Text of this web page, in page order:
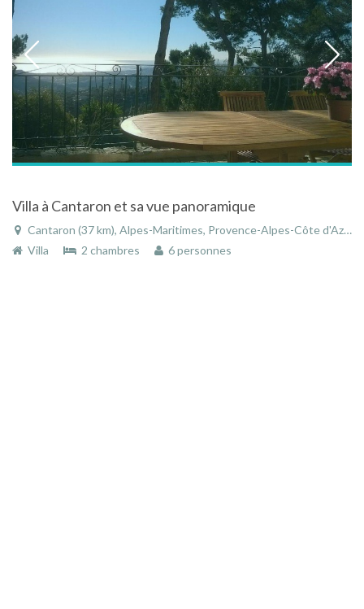
Villa à Cantaron et sa vue panoramique
Cantaron (37 km), Alpes-Maritimes, Provence-Alpes-Côte d'Azur, France
Villa
2 chambres 6 personnes